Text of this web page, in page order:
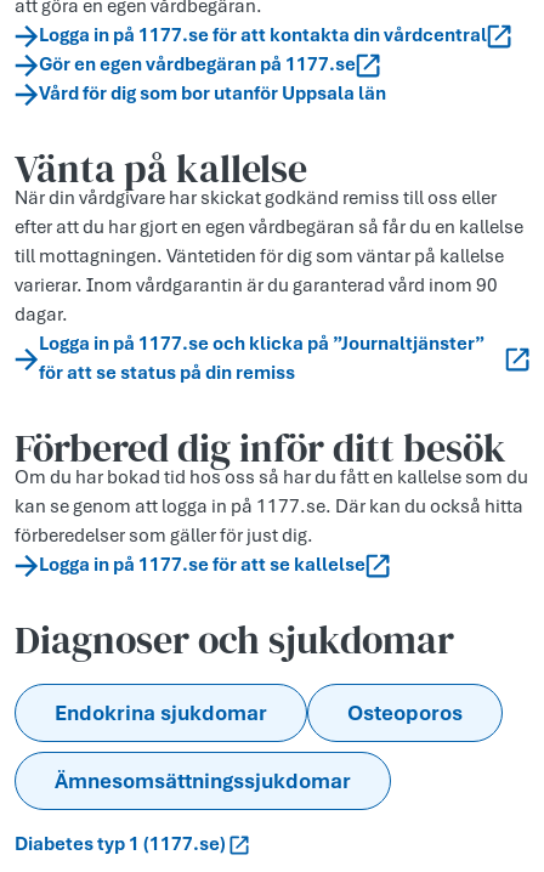
att göra en egen vårdbegäran.
Logga in på 1177.se för att kontakta din vårdcentral
Gör en egen vårdbegäran på 1177.se
Vård för dig som bor utanför Uppsala län
Vänta på kallelse
När din vårdgivare har skickat godkänd remiss till oss eller
efter att du har gjort en egen vårdbegäran så får du en kallelse
till mottagningen. Väntetiden för dig som väntar på kallelse
varierar. Inom vårdgarantin är du garanterad vård inom 90
dagar.
Logga in på 1177.se och klicka på ”Journaltjänster”
för att se status på din remiss
Förbered dig inför ditt besök
Om du har bokad tid hos oss så har du fått en kallelse som du
kan se genom att logga in på 1177.se. Där kan du också hitta
förberedelser som gäller för just dig.
Logga in på 1177.se för att se kallelse
Diagnoser och sjukdomar
Endokrina sjukdomar Osteoporos
Ämnesomsättningssjukdomar
Diabetes typ 1 (1177.se)